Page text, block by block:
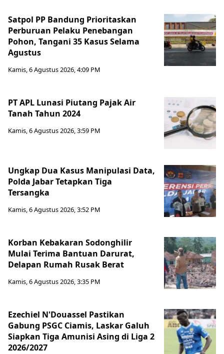
Satpol PP Bandung Prioritaskan
Perburuan Pelaku Penebangan
Pohon, Tangani 35 Kasus Selama
Agustus
Kamis, 6 Agustus 2026, 4:09 PM
PT APL Lunasi Piutang Pajak Air
Tanah Tahun 2024
Kamis, 6 Agustus 2026, 3:59 PM
Ungkap Dua Kasus Manipulasi Data,
Polda Jabar Tetapkan Tiga
Tersangka
Kamis, 6 Agustus 2026, 3:52 PM
Korban Kebakaran Sodonghilir
Mulai Terima Bantuan Darurat,
Delapan Rumah Rusak Berat
Kamis, 6 Agustus 2026, 3:35 PM
Ezechiel N'Douassel Pastikan
Gabung PSGC Ciamis, Laskar Galuh
Siapkan Tiga Amunisi Asing di Liga 2
2026/2027